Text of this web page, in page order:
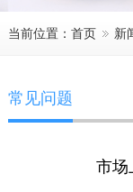
当前位置： 首页 新
常见问题
市场